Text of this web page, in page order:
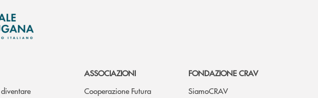
ASSOCIAZIONI
Cooperazione Futura
FONDAZIONE CRAV
SiamoCRAV